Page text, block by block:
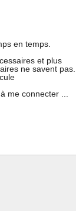
en temps.
et plus
ne savent pas...
me connecter ...